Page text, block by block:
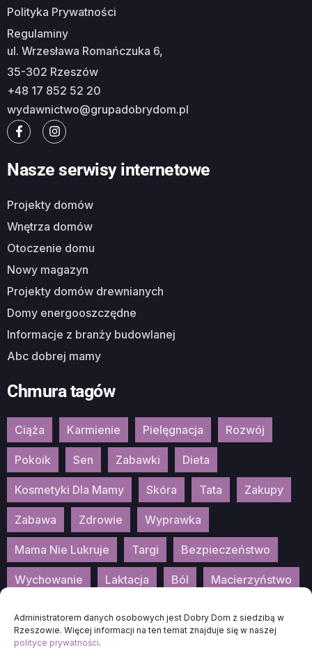
Administratorem danych osobowych jest Dobry Dom z siedzibą w
Rzeszowie. Więcej informacji na ten temat znajduje się w naszej
polityce prywatności.
Polityka Prywatności
Regulaminy
ul. Wrzesława Romańczuka 6,
35-302 Rzeszów
+48 17 852 52 20
wydawnictwo@grupadobrydom.pl
Nasze serwisy internetowe
Projekty domów
Wnętrza domów
Otoczenie domu
Nowy magazyn
Projekty domów drewnianych
Domy energooszczędne
Informacje z branży budowlanej
Abc dobrej mamy
Chmura tagów
Ciąża Karmienie Pielęgnacja Rozwój
Pokoik Sen Zabawki Dieta
Kosmetyki Dla Mamy Skóra Tata Zakupy
Zabawa Zdrowie Wyprawka
Mama Nie Lukruje Targi Bezpieczeństwo
Wychowanie Laktacja Ból Macierzyństwo